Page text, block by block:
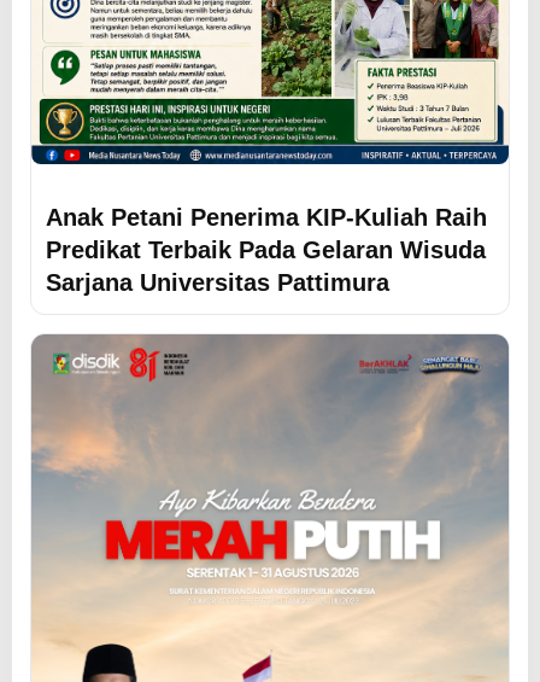
Anak Petani Penerima KIP-Kuliah Raih
Predikat Terbaik Pada Gelaran Wisuda
Sarjana Universitas Pattimura